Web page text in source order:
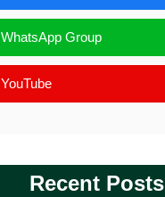
WhatsApp Group
YouTube
Recent Posts